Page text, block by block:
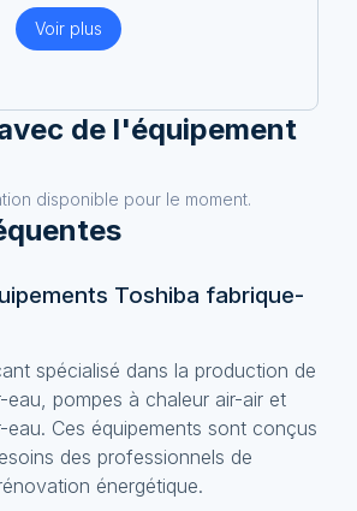
Voir plus
de l'équipement
disponible pour le moment.
Toshiba fabrique-
spécialisé dans la production de
eau, pompes à chaleur air-air et
eau. Ces équipements sont conçus
des professionnels de
énergétique.